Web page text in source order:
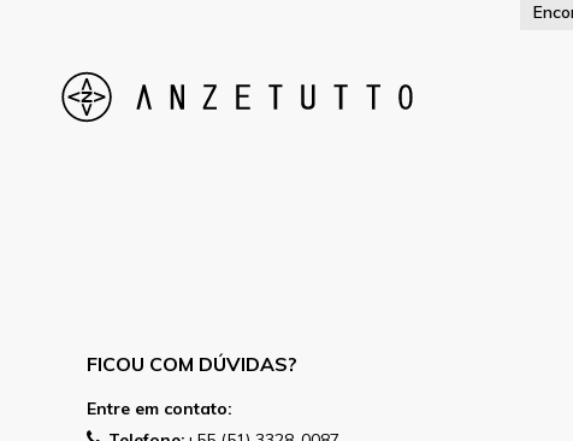
FICOU COM DÚVIDAS?
Entre em contato: